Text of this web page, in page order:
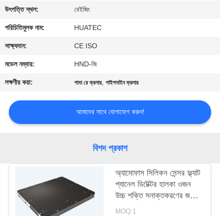
যোগাযোগ
করুন
উদ্ধৃতির
আবেদন
ম্যাপ
PRIVACY
POLICY
উৎপত্তি স্থল: বেইজিং
পরিচিতিমুলক নাম: HUATEC
সাক্ষ্যদান: CE ISO
মডেল নম্বার: HND-জি
লক্ষণীয় করা: গামা রে ক্রলার,পাইপলাইন ক্রলার
আমাদের সাথে যোগাযোগ করুন!
বিশদ প্রকাশ
অ্যামোফাস সিলিকন সেন্সর ফ্ল্যাট
প্যানেল ডিটেক্টর হালকা ওজন
উচ্চ শক্তি সনাক্তকরণের জন্য
উপযুক্ত 15MV
MOQ:1